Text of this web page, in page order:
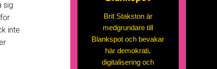
sig
inte
Brit Stakston är
medgrundare till
Blankspot och bevakar
här demokrati,
digitalisering och